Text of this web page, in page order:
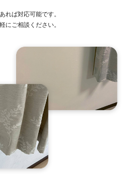
れば対応可能です。
にご相談ください。